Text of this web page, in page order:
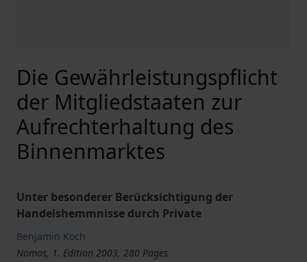
Die Gewährleistungspflicht
der Mitgliedstaaten zur
Aufrechterhaltung des
Binnenmarktes
Unter besonderer Berücksichtigung der
Handelshemmnisse durch Private
Benjamin Koch
Nomos, 1. Edition 2003, 280 Pages